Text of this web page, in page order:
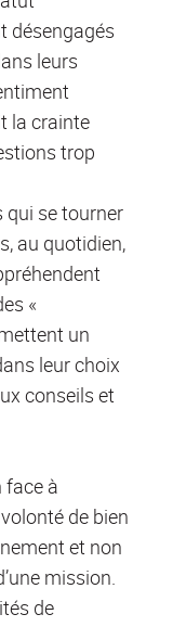
désengagés
leurs
la crainte
trop
qui se tourner
au quotidien,
«
un
leur choix
conseils et
face à
de bien
et non
mission.
de